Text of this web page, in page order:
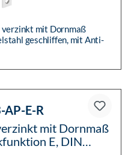
verzinkt mit Dornmaß
mit Anti-
E-R
mit Dornmaß
E, DIN